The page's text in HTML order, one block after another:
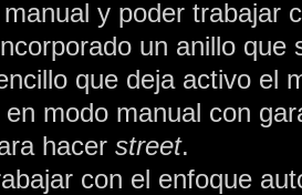
y poder trabajar
un anillo que
que deja activo el
modo manual con
hacer street.
con el enfoque